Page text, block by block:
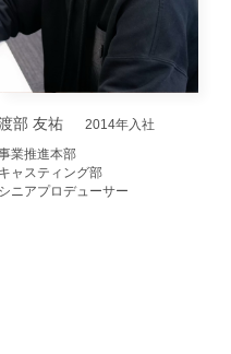
部 友祐
2014年入社
業推進本部
キャスティング部
シニアプロデューサー